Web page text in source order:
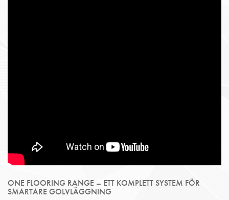
ONE FLOORING RANGE – ETT KOMPLETT SYSTEM FÖR
SMARTARE GOLVLÄGGNING